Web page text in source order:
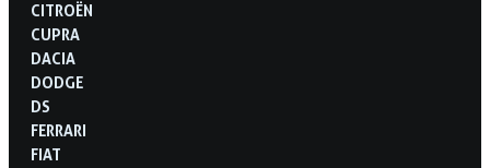
CITROËN
CUPRA
DACIA
DODGE
DS
FERRARI
FIAT